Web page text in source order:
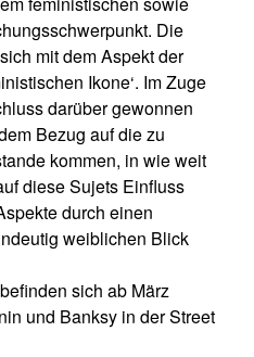
Die
mit dem Aspekt der
Ikone‘. Im Zuge
darüber gewonnen
Bezug auf die zu
kommen, in wie weit
diese Sujets Einfluss
durch einen
weiblichen Blick
sich ab März
und Banksy in der Street